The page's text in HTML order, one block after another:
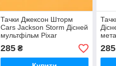
Тачки Джексон Шторм
Cars Jackson Storm Дісней
мультфільм Pixar
285₴ 285